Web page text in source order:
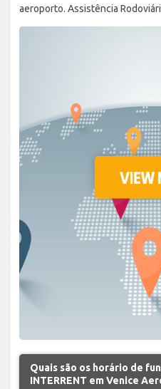
aeroporto. Assistência
Quais são os horário de
INTERRENT em Venice